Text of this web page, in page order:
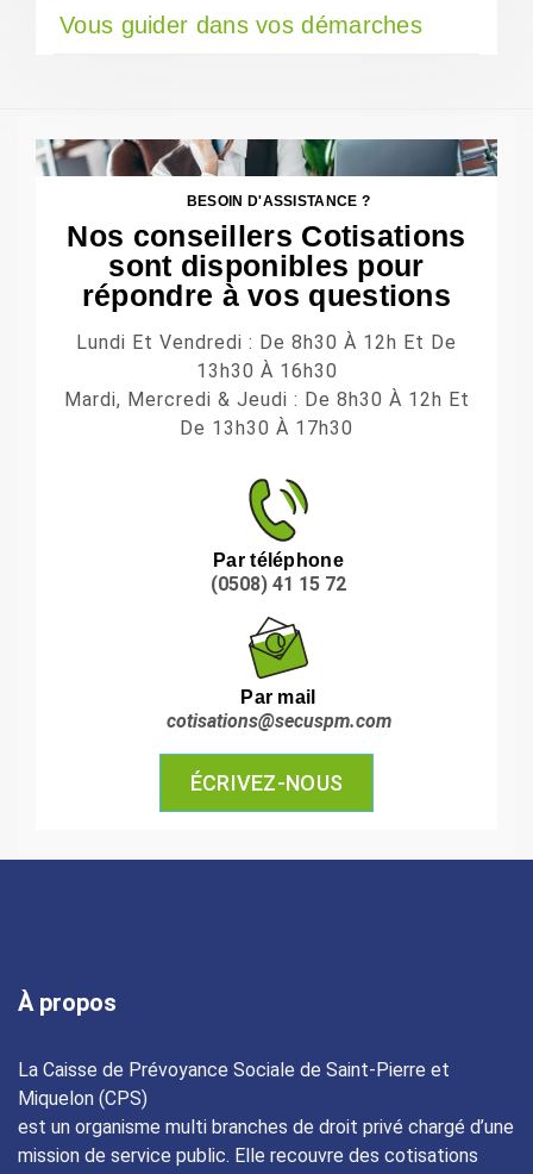
Vous guider dans vos démarches
BESOIN D'ASSISTANCE ?
Nos conseillers Cotisations
sont disponibles pour
répondre à vos questions
Lundi Et Vendredi : De 8h30 À 12h Et De
13h30 À 16h30
Mardi, Mercredi & Jeudi : De 8h30 À 12h Et
De 13h30 À 17h30
Par téléphone
(0508) 41 15 72
Par mail
cotisations@secuspm.com
ÉCRIVEZ-NOUS
À propos
La Caisse de Prévoyance Sociale de Saint-Pierre et
Miquelon (CPS)
est un organisme multi branches de droit privé chargé d’une
mission de service public. Elle recouvre des cotisations